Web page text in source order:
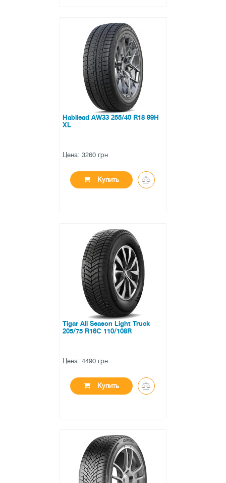
нет в наличии
0 отзывов
Habilead AW33 255/40 R18 99H
XL
Цена: 3260 грн
Купить
нет в наличии
0 отзывов
Tigar All Season Light Truck
205/75 R16C 110/108R
Цена: 4490 грн
Купить
нет в наличии
0 отзывов